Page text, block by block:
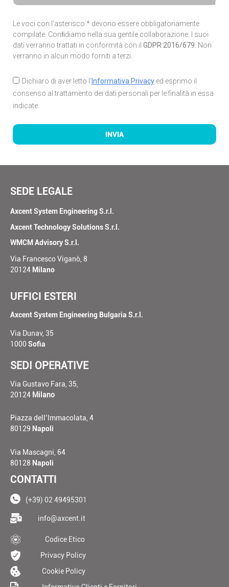
Le voci con l'asterisco * devono essere obbligatoriamente
compilate. Conﬁdiamo nella sua gentile collaborazione. I suoi
dati verranno trattati in conformità con il GDPR 2016/679 . Non
verranno in alcun modo forniti a terzi.
Dichiaro di aver letto l’ Informativa Privacy ed esprimo il
consenso al trattamento dei dati personali per le finalità in essa
indicate.
INVIA
SEDE LEGALE
Axcent System Engineering S.r.l.
Axcent Technology Solutions S.r.l.
WMCM Advisory S.r.l.
Via Francesco Viganò, 8
20124 Milano
UFFICI ESTERI
Axcent System Engineering Bulgaria S.r.l.
Via Dunav, 35
1000 Sofia
SEDI OPERATIVE
Via Gustavo Fara, 35,
20124 Milano
Piazza dell’Immacolata, 4
80129 Napoli
Via Mascagni, 64
80128 Napoli
CONTATTI
(+39) 02 49495301
info@axcent.it
___Codice Etico
Privacy Policy
__Cookie Policy